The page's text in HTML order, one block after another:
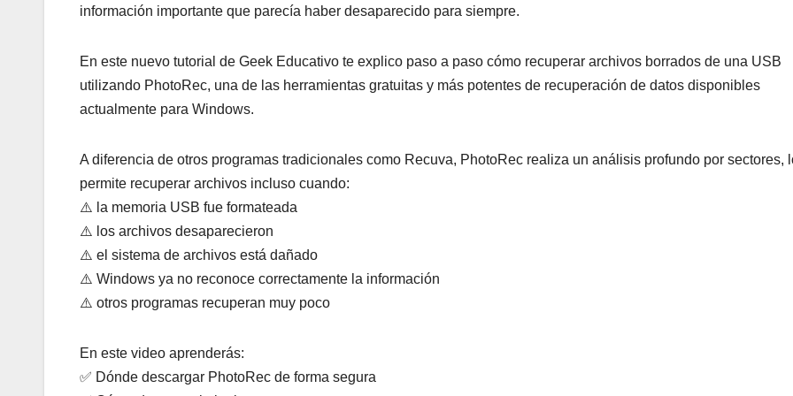
información importante que parecía haber desaparecido para siempre.
En este nuevo tutorial de Geek Educativo te explico paso a paso cómo recuperar archivos borrados de una USB
utilizando PhotoRec, una de las herramientas gratuitas y más potentes de recuperación de datos disponibles
actualmente para Windows.
A diferencia de otros programas tradicionales como Recuva, PhotoRec realiza un análisis profundo por sectores,
permite recuperar archivos incluso cuando:
⚠️ la memoria USB fue formateada
⚠️ los archivos desaparecieron
⚠️ el sistema de archivos está dañado
⚠️ Windows ya no reconoce correctamente la información
⚠️ otros programas recuperan muy poco
En este video aprenderás:
✅ Dónde descargar PhotoRec de forma segura